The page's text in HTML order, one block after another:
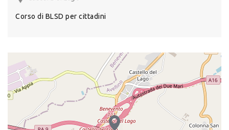
Corso di BLSD per cittadini